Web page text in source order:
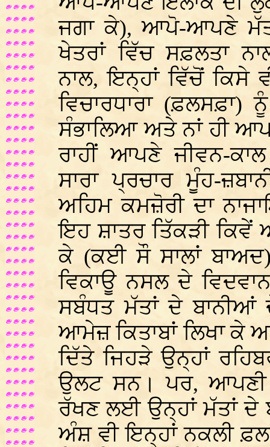
ਜਗਾ ਕੇ), ਆਪੋ-ਆਪਣੇ
ਖੇਤਰਾਂ ਵਿੱਚ ਸਫ਼ਲਤਾ
ਨਾਲ, ਇਨ੍ਹਾਂ ਵਿੱਚੋਂ ਕਿਸੇ
ਵਿਚਾਰਧਾਰਾ
ਸੰਭਾਲਿਆ ਅਤੇ ਨਾਂ ਹੀ
ਰਾਹੀਂ ਆਪਣੇ ਜੀਵਨ-
ਸਾਰਾ ਪ੍ਰਚਾਰ ਮੂੰਹ-
ਅਹਿਮ ਕਮਜ਼ੋਰੀ ਦਾ
ਇਹ ਸ਼ਾਤਰ ਤਿੱਕੜੀ ਕਿਵੇਂ
ਕੇ (ਕਈ ਸੌ ਸਾਲਾਂ
ਵਿਕਾਊ ਨਸਲ ਦੇ
ਸਬੰਧਤ ਮੱਤਾਂ ਦੇ ਬਾਨੀਆਂ
ਆਮੇਜ਼ ਕਿਤਾਬਾਂ ਲਿਖਾ ਕੇ
ਦਿੱਤੇ ਜਿਹੜੇ ਉਨ੍ਹਾਂ
ਉਲਟ ਸਨ। ਪਰ, ਆਪਣੀ
ਰੱਖਣ ਲਈ ਉਨ੍ਹਾਂ ਮੱਤਾਂ
ਅੰਸ਼ ਵੀ ਇਨ੍ਹਾਂ ਨਕਲੀ